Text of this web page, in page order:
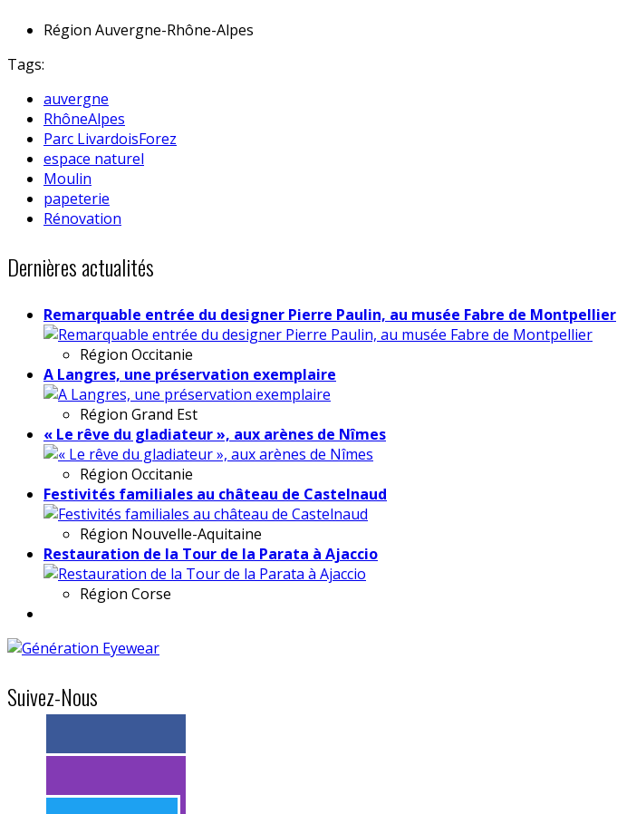
Région Auvergne-Rhône-Alpes
Tags:
auvergne
RhôneAlpes
Parc LivardoisForez
espace naturel
Moulin
papeterie
Rénovation
Dernières actualités
Remarquable entrée du designer Pierre Paulin, au musée Fabre de Montpellier
Région Occitanie
A Langres, une préservation exemplaire
Région Grand Est
« Le rêve du gladiateur », aux arènes de Nîmes
Région Occitanie
Festivités familiales au château de Castelnaud
Région Nouvelle-Aquitaine
Restauration de la Tour de la Parata à Ajaccio
Région Corse
Suivez-Nous
> 11k abonnés
> 11k abonnés